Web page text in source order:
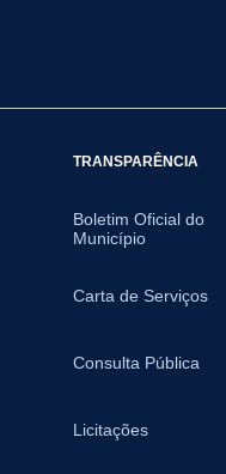
TRANSPARÊNCIA
Boletim Oficial do
Município
Carta de Serviços
Consulta Pública
Licitações